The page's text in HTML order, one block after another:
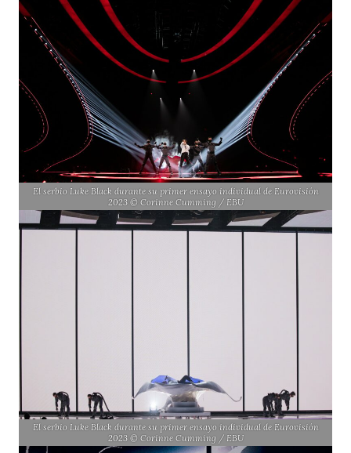
El serbio Luke Black durante su primer ensayo individual de Eurovisión
2023 © Corinne Cumming / EBU
El serbio Luke Black durante su primer ensayo individual de Eurovisión
2023 © Corinne Cumming / EBU